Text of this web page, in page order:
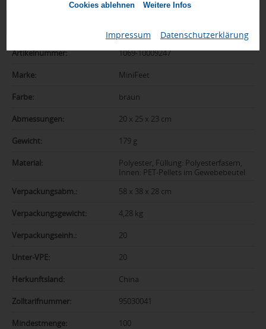
Cookies ablehnen Weitere Infos
Impressum Datenschutzerklärung
Artikelnummer: 1069-10009247
Marke: MiniFeet
Farbe: braun
Abmessungen: 20 x 25 x 23 cm
Gewicht: 179 g
Material:
Polyester, Füllung: Polyesterfasern,
Innen: PET-Pellets im Gewebebeutel
Verpackungsabm.:
58 x 38 x 28 cm
Verpackungsgewicht: 4,28 kg
Verpackungseinh.: 20
Unter-VPE: 20
Herkunftsland: China
Zolltarifnummer: 95030041
Mindestmenge: 100